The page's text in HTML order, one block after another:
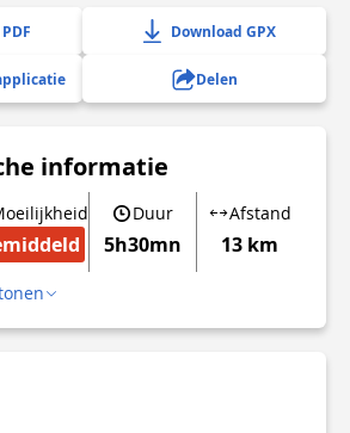
Download GPX
Delen
informatie
Duur
5h30mn
Afstand
13 km